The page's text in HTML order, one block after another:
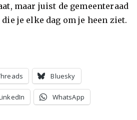
maar juist de gemeenteraad
je elke dag om je heen ziet.
Bluesky
WhatsApp